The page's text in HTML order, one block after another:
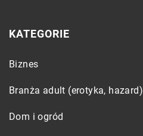
KATEGORIE
Biznes
Branża adult (erotyka, hazard)
Dom i ogród